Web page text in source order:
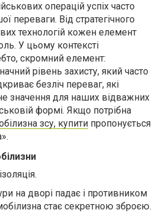
операцій успіх часто
переваги. Від стратегічного
технологій кожен елемент
У цьому контексті
скромний елемент:
рівень захисту, який часто
безліч переваг, які
значення для наших відважних
формі. Якщо потрібна
зсу, купити пропонується
на дворі падає і противником
стає секретною зброєю.